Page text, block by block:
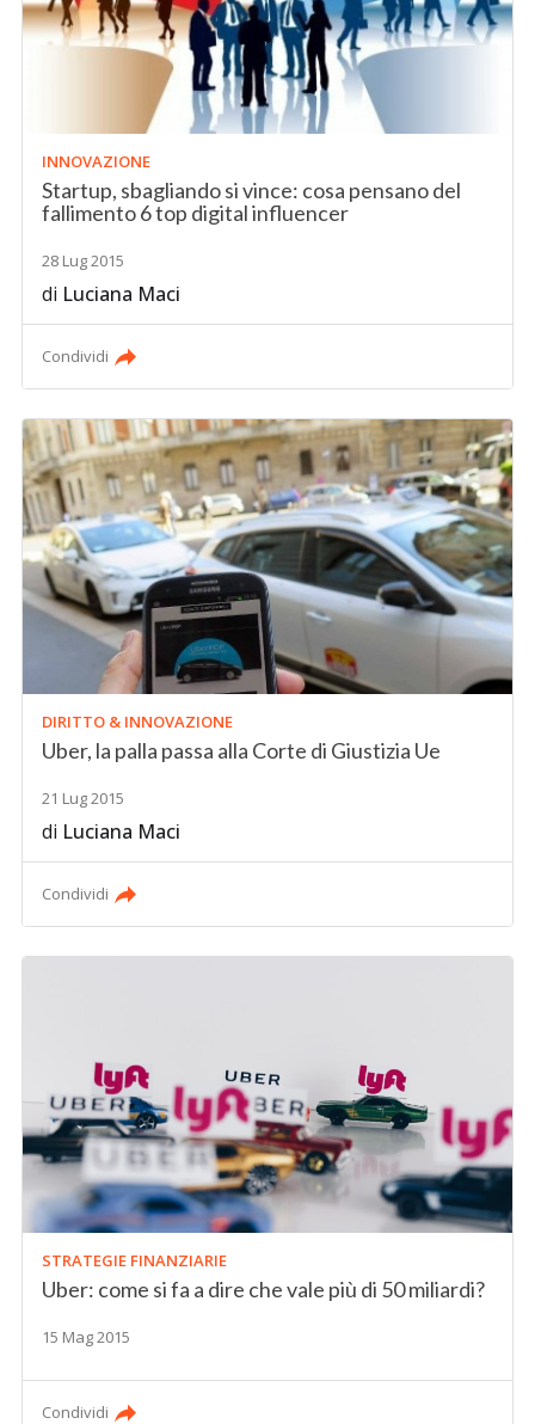
INNOVAZIONE
Startup, sbagliando si vince: cosa pensano del
fallimento 6 top digital influencer
28 Lug 2015
di Luciana Maci
Condividi
DIRITTO & INNOVAZIONE
Uber, la palla passa alla Corte di Giustizia Ue
21 Lug 2015
di Luciana Maci
Condividi
STRATEGIE FINANZIARIE
Uber: come si fa a dire che vale più di 50 miliardi?
15 Mag 2015
Condividi